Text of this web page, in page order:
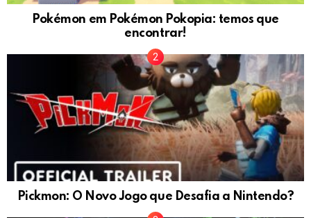
Pokémon em Pokémon Pokopia: temos que
encontrar!
Pickmon: O Novo Jogo que Desafia a Nintendo?